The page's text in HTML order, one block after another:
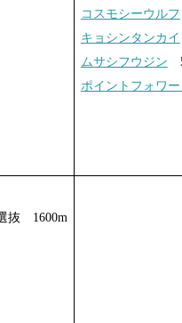
コスモシーウルフ
キョシンタンカイ
ムサシフウジン
ポイントフォワ
抜 1600m